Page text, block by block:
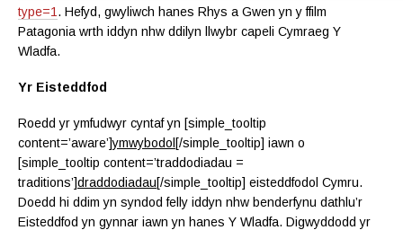
type=1 . Hefyd, gwyliwch hanes Rhys a Gwen yn y ffilm
Patagonia wrth iddyn nhw ddilyn llwybr capeli Cymraeg Y
Wladfa.
Yr Eisteddfod
Roedd yr ymfudwyr cyntaf yn [simple_tooltip
content=’aware’]ymwybodol [/simple_tooltip] iawn o
[simple_tooltip content=’traddodiadau =
traditions’]draddodiadau[/simple_tooltip] eisteddfodol Cymru.
Doedd hi ddim yn syndod felly iddyn nhw benderfynu dathlu’r
Eisteddfod yn gynnar iawn yn hanes Y Wladfa. Digwyddodd yr